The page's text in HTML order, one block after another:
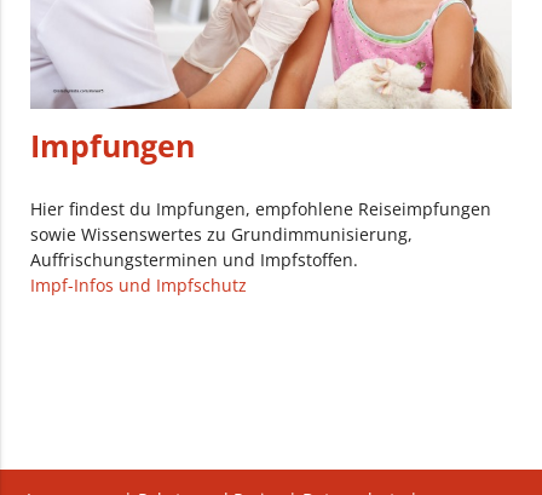
Impfungen
Hier findest du Impfungen, empfohlene Reiseimpfungen
sowie Wissenswertes zu Grundimmunisierung,
Auffrischungsterminen und Impfstoffen.
Impf-Infos und Impfschutz